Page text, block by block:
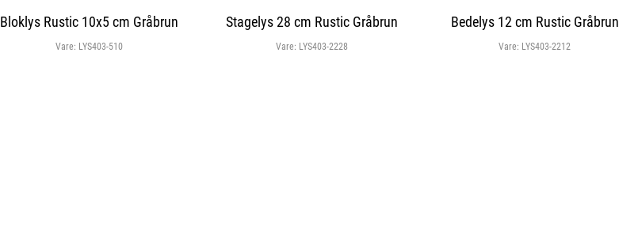
Bloklys Rustic 10x5 cm Gråbrun
Vare: LYS403-510
Stagelys 28 cm Rustic Gråbrun
Vare: LYS403-2228
Bedelys 12 cm Rustic Gråbrun
Vare: LYS403-2212